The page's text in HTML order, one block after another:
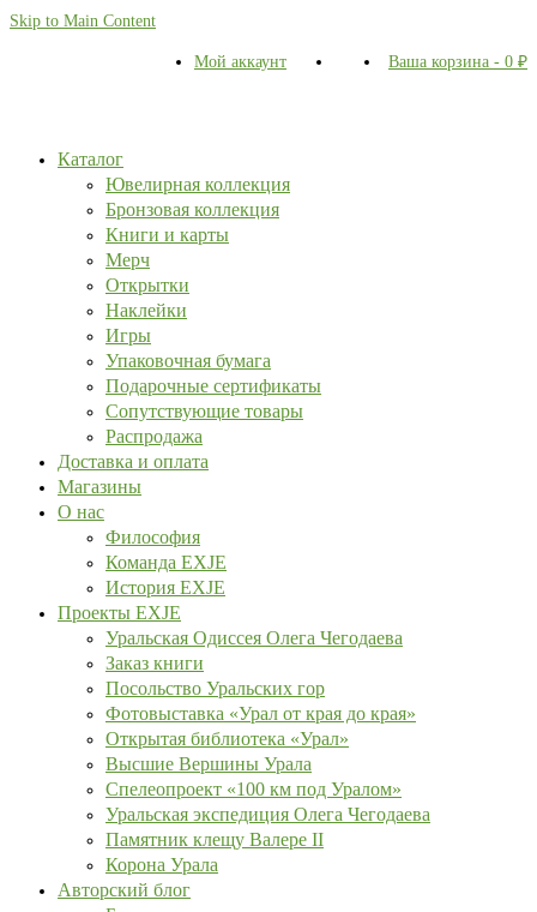
Skip to Main Content
Мой аккаунт Ваша корзина - 0 ₽
Каталог
Ювелирная коллекция
Бронзовая коллекция
Книги и карты
Мерч
Открытки
Наклейки
Игры
Упаковочная бумага
Подарочные сертификаты
Сопутствующие товары
Распродажа
Доставка и оплата
Магазины
О нас
Философия
Команда EXJE
История EXJE
Проекты EXJE
Уральская Одиссея Олега Чегодаева
Заказ книги
Посольство Уральских гор
Фотовыставка «Урал от края до края»
Открытая библиотека «Урал»
Высшие Вершины Урала
Спелеопроект «100 км под Уралом»
Уральская экспедиция Олега Чегодаева
Памятник клещу Валере II
Корона Урала
Авторский блог